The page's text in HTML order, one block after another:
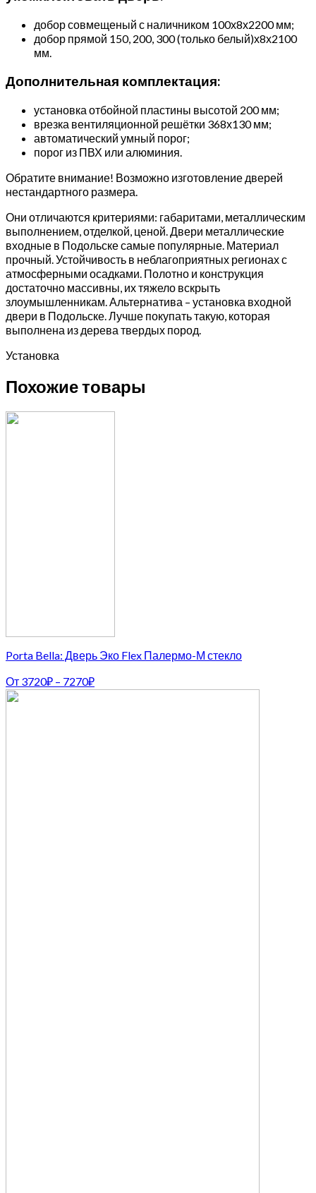
добор совмещеный с наличником 100х8х2200 мм;
добор прямой 150, 200, 300 (только белый)х8х2100
мм.
Дополнительная комплектация:
установка отбойной пластины высотой 200 мм;
врезка вентиляционной решётки 368х130 мм;
автоматический умный порог;
порог из ПВХ или алюминия.
Обратите внимание! Возможно изготовление дверей
нестандартного размера.
Они отличаются критериями: габаритами, металлическим
выполнением, отделкой, ценой. Двери металлические
входные в Подольске самые популярные. Материал
прочный. Устойчивость в неблагоприятных регионах с
атмосферными осадками. Полотно и конструкция
достаточно массивны, их тяжело вскрыть
злоумышленникам. Альтернатива – установка входной
двери в Подольске. Лучше покупать такую, которая
выполнена из дерева твердых пород.
Установка
Похожие товары
Porta Bella: Дверь Эко Flex Палермо-М стекло
От 3720₽ – 7270₽